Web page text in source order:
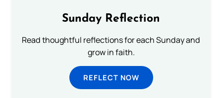
Sunday Reflection
Read thoughtful reflections for each Sunday and
grow in faith.
REFLECT NOW